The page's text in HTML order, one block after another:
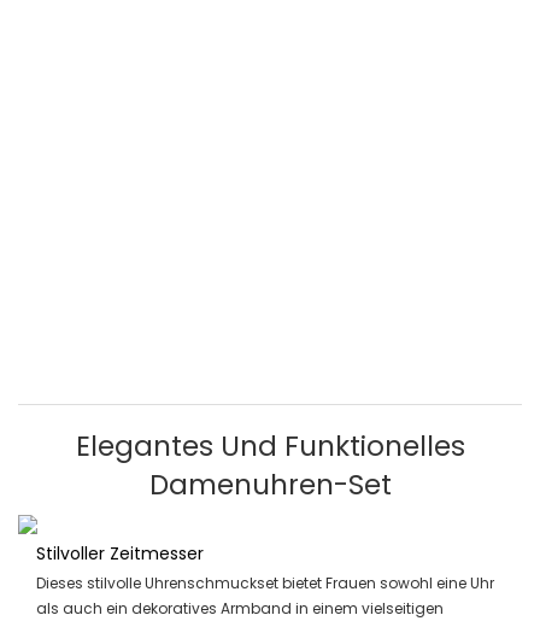
Elegantes Und Funktionelles
Damenuhren-Set
Stilvoller Zeitmesser
Dieses stilvolle Uhrenschmuckset bietet Frauen sowohl eine Uhr
als auch ein dekoratives Armband in einem vielseitigen